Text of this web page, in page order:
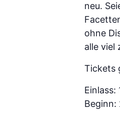
neu.
ohne
alle viel
Tickets
Einlass:
Beginn: